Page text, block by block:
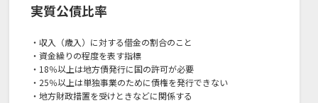
実質公債比率
・収入（歳入）に対する借金の割合のこと
・資金繰りの程度を表す指標
・18％以上は地方債発行に国の許可が必要
・25％以上は単独事業のために債権を発行できない
・地方財政措置を受けときなどに関係する